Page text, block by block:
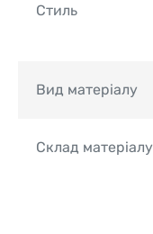
Стиль
Вид матеріалу
Склад матеріалу